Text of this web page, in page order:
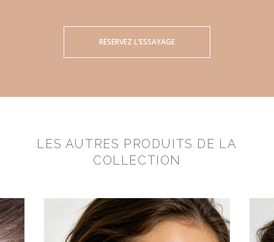
RÉSERVEZ L'ESSAYAGE
LES AUTRES PRODUITS DE LA
COLLECTION